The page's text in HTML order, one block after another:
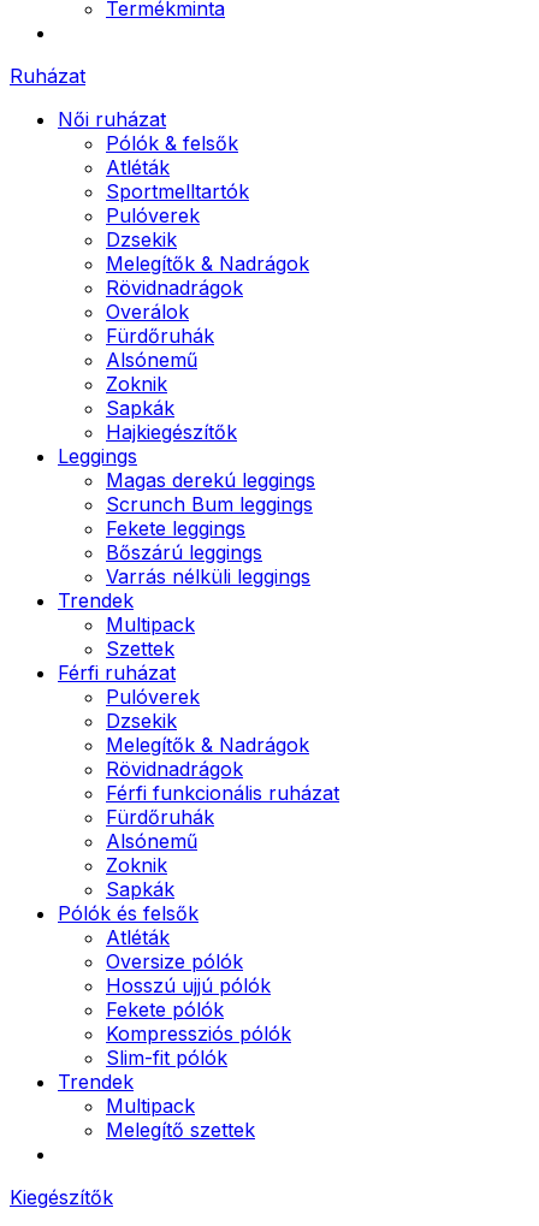
Termékminta
Ruházat
Női ruházat
Pólók & felsők
Atléták
Sportmelltartók
Pulóverek
Dzsekik
Melegítők & Nadrágok
Rövidnadrágok
Overálok
Fürdőruhák
Alsónemű
Zoknik
Sapkák
Hajkiegészítők
Leggings
Magas derekú leggings
Scrunch Bum leggings
Fekete leggings
Bőszárú leggings
Varrás nélküli leggings
Trendek
Multipack
Szettek
Férfi ruházat
Pulóverek
Dzsekik
Melegítők & Nadrágok
Rövidnadrágok
Férfi funkcionális ruházat
Fürdőruhák
Alsónemű
Zoknik
Sapkák
Pólók és felsők
Atléták
Oversize pólók
Hosszú ujjú pólók
Fekete pólók
Kompressziós pólók
Slim-fit pólók
Trendek
Multipack
Melegítő szettek
Kiegészítők